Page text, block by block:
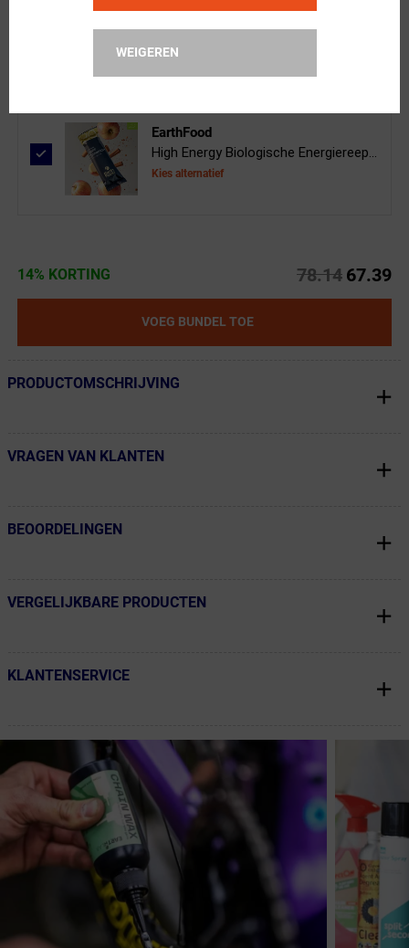
WEIGEREN
EarthFood
High Energy Biologische Energiereep...
Kies alternatief
14% KORTING 78.14 67.39
VOEG BUNDEL TOE
← Terug naar productnavigatie
PRODUCTOMSCHRIJVING
← Terug naar productnavigatie
VRAGEN VAN KLANTEN
← Terug naar productnavigatie
BEOORDELINGEN
← Terug naar productnavigatie
VERGELIJKBARE PRODUCTEN
← Terug naar productnavigatie
KLANTENSERVICE